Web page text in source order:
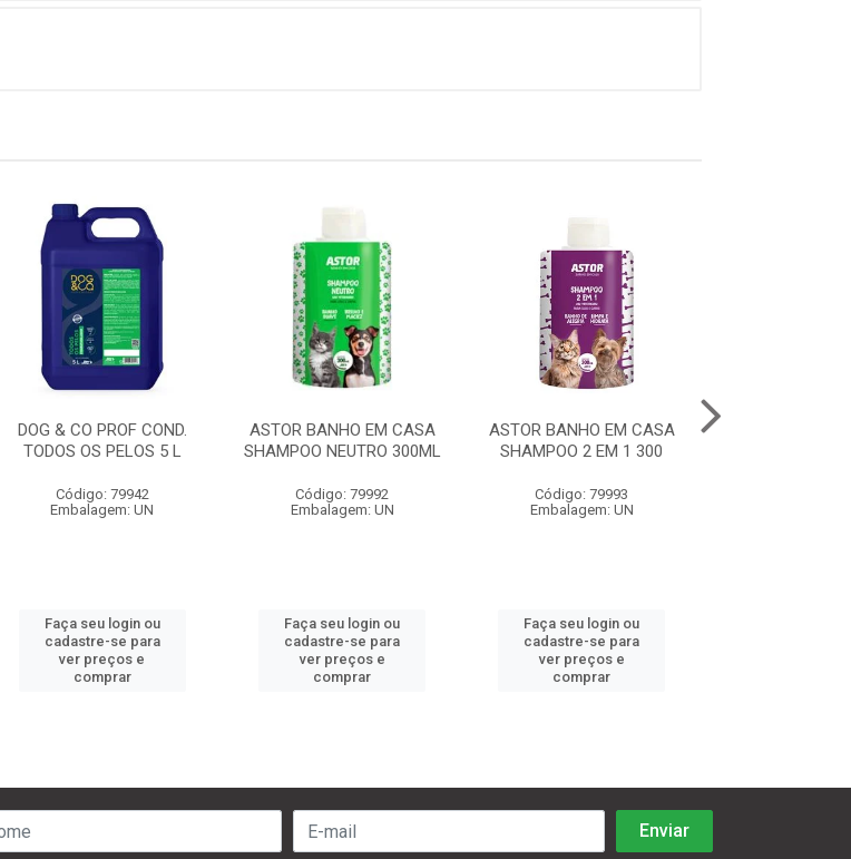
DOG & CO PROF COND.
TODOS OS PELOS 5 L
Código: 79942
Embalagem: UN
Faça seu login ou
cadastre-se para
ver preços e
comprar
ASTOR BANHO EM CASA
SHAMPOO NEUTRO 300ML
Código: 79992
Embalagem: UN
Faça seu login ou
cadastre-se para
ver preços e
comprar
ASTOR BANHO EM CASA
SHAMPOO 2 EM 1 300
Código: 79993
Embalagem: UN
Faça seu login ou
cadastre-se para
ver preços e
comprar